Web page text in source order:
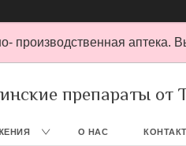
производственная аптека.
препараты от
О НАС